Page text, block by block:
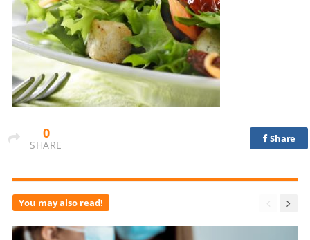
0
SHARE
Share
You may also read!